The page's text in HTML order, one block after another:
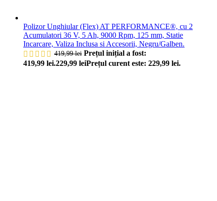
Polizor Unghiular (Flex) AT PERFORMANCE®, cu 2
Acumulatori 36 V, 5 Ah, 9000 Rpm, 125 mm, Statie
Incarcare, Valiza Inclusa si Accesorii, Negru/Galben.
419,99lei Prețul inițial a fost:
419,99 lei.229,99 leiPrețul curent este: 229,99 lei.